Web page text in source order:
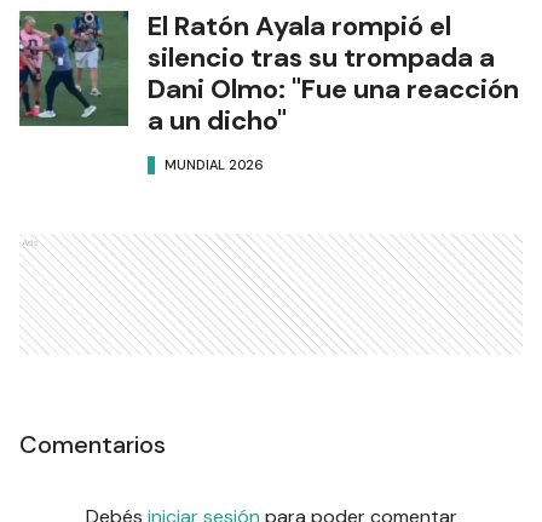
El Ratón Ayala rompió el
silencio tras su trompada a
Dani Olmo: "Fue una reacción
a un dicho"
MUNDIAL 2026
Ads
Comentarios
Debés iniciar sesión para poder comentar